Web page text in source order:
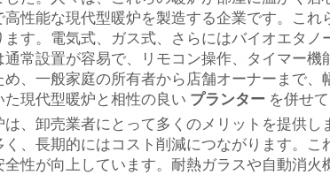
高性能な現代型暖炉を製造する企業です。こ
ます。電気式、ガス式、さらにはバイオエタ
通常設置が容易で、リモコン操作、タイマー
め、一般家庭の所有者から店舗オーナーまで
た現代型暖炉と相性の良い プランター を併せ
は、卸売業者にとって多くのメリットを提供
く、長期的にはコスト削減につながります。
全性が向上しています。耐熱ガラスや自動消